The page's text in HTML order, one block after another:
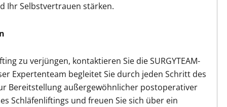
Ihr Selbstvertrauen stärken.
zu verjüngen, kontaktieren Sie die SURGYTEAM-
Expertenteam begleitet Sie durch jeden Schritt des
Bereitstellung außergewöhnlicher postoperativer
Schläfenliftings und freuen Sie sich über ein